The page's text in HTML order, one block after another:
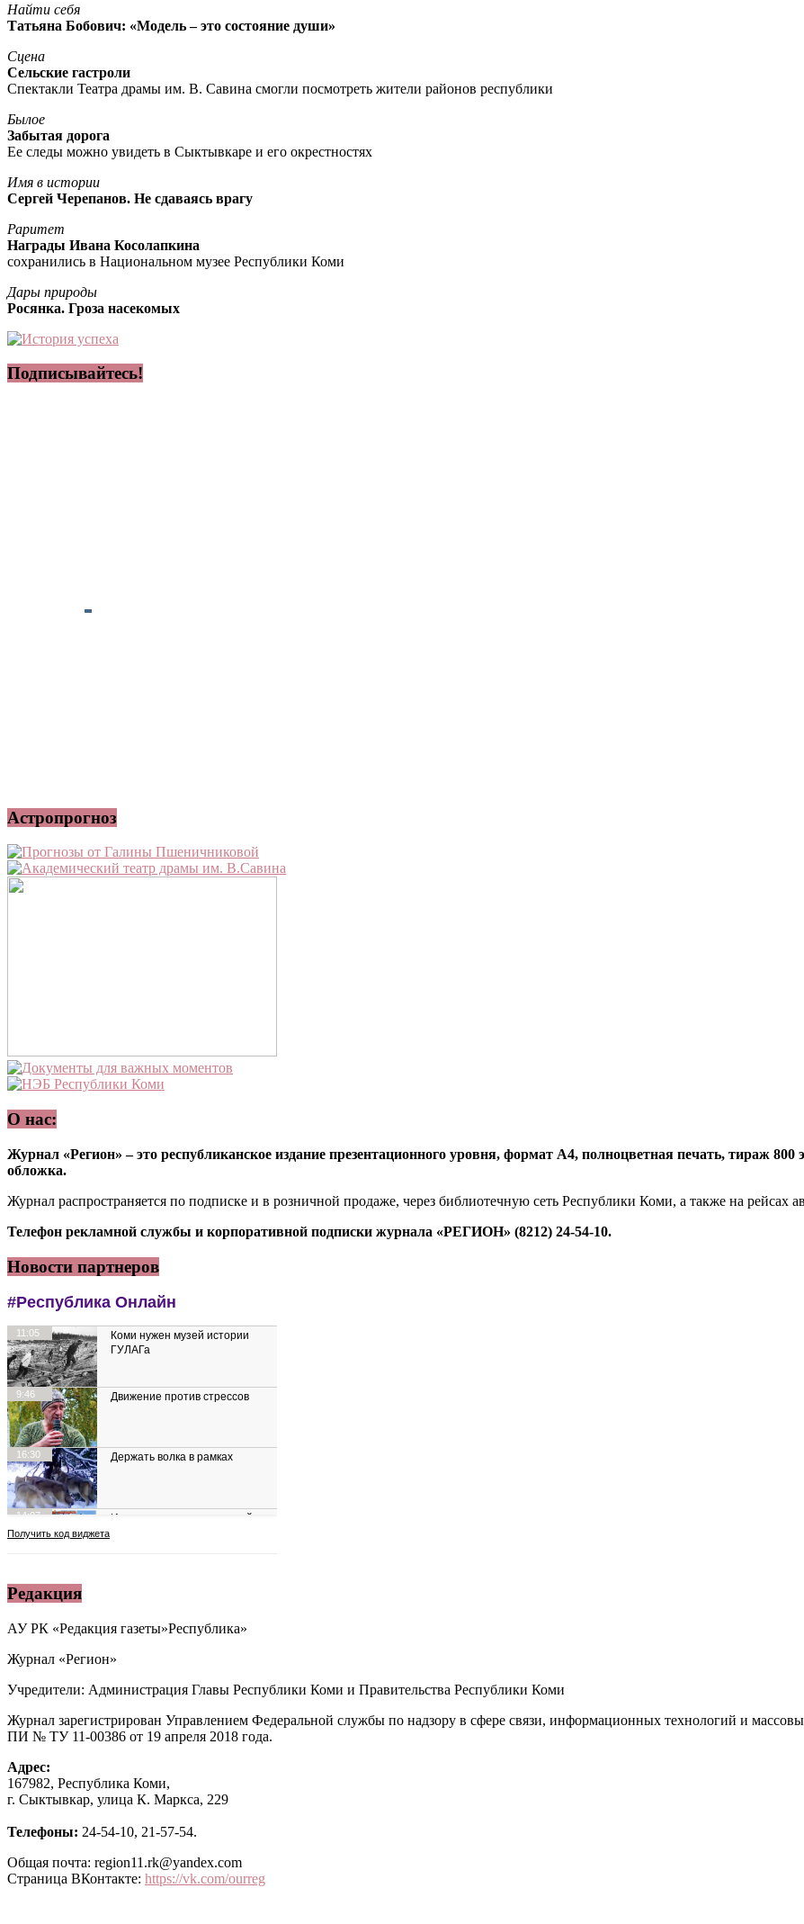
Найти себя
Татьяна Бобович: «Модель – это состояние души»
Сцена
Сельские гастроли
Спектакли Театра драмы им. В. Савина смогли посмотреть жители районов республики
Былое
Забытая дорога
Ее следы можно увидеть в Сыктывкаре и его окрестностях
Имя в истории
Сергей Черепанов. Не сдаваясь врагу
Раритет
Награды Ивана Косолапкина
сохранились в Национальном музее Республики Коми
Дары природы
Росянка. Гроза насекомых
Подписывайтесь!
Астропрогноз
О нас:
Журнал «Регион» – это республиканское издание презентационного уровня, формат А4, полноцветная печать, тираж 800
обложка.
Журнал распространяется по подписке и в розничной продаже, через библиотечную сеть Республики Коми, а также на рейсах
Телефон рекламной службы и корпоративной подписки журнала «РЕГИОН» (8212) 24-54-10.
Новости партнеров
Редакция
АУ РК «Редакция газеты»Республика»
Журнал «Регион»
Учредители: Администрация Главы Республики Коми и Правительства Республики Коми
Журнал зарегистрирован Управлением Федеральной службы по надзору в сфере связи, информационных технологий и
ПИ № ТУ 11-00386 от 19 апреля 2018 года.
Адрес:
167982, Республика Коми,
г. Сыктывкар, улица К. Маркса, 229
Телефоны: 24-54-10, 21-57-54.
Общая почта: region11.rk@yandex.com
Страница ВКонтакте: https://vk.com/ourreg